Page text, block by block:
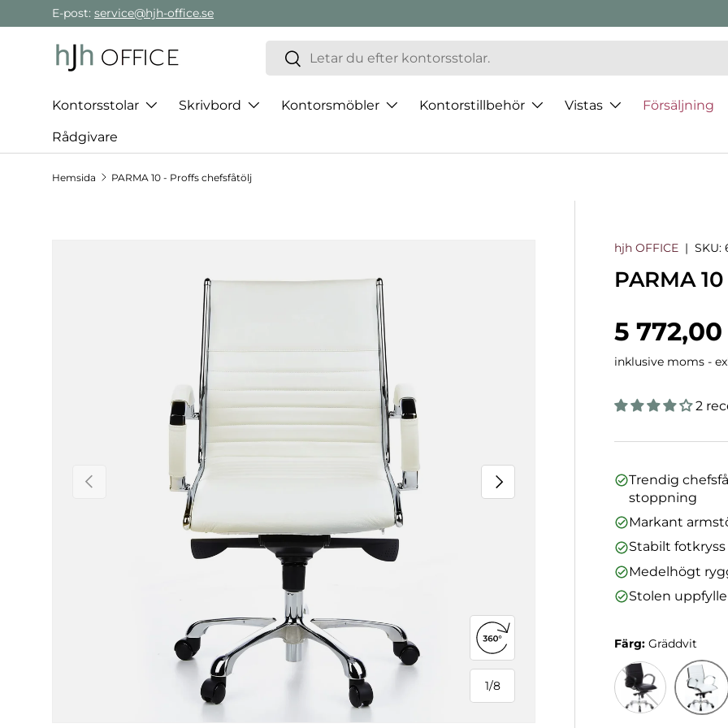
Gå direkt till innehållet
E-post: service@hjh-office.se
Sök
Sök
Kontorsstolar Skrivbord Kontorsmöbler Kontorstillbehör Vistas Försäljning
Rådgivare
Hemsida PARMA 10 - Proffs chefsfåtölj
Föregående
1/
från
8
Nästa
Öppna 360°-vy
hjh OFFICE |SKU:
PARMA
5
inklusive moms -
2
Trendig
stoppning
Markant
Stabilt
Medelhögt
Stolen
Färg:Gräddvit
Gräddvit